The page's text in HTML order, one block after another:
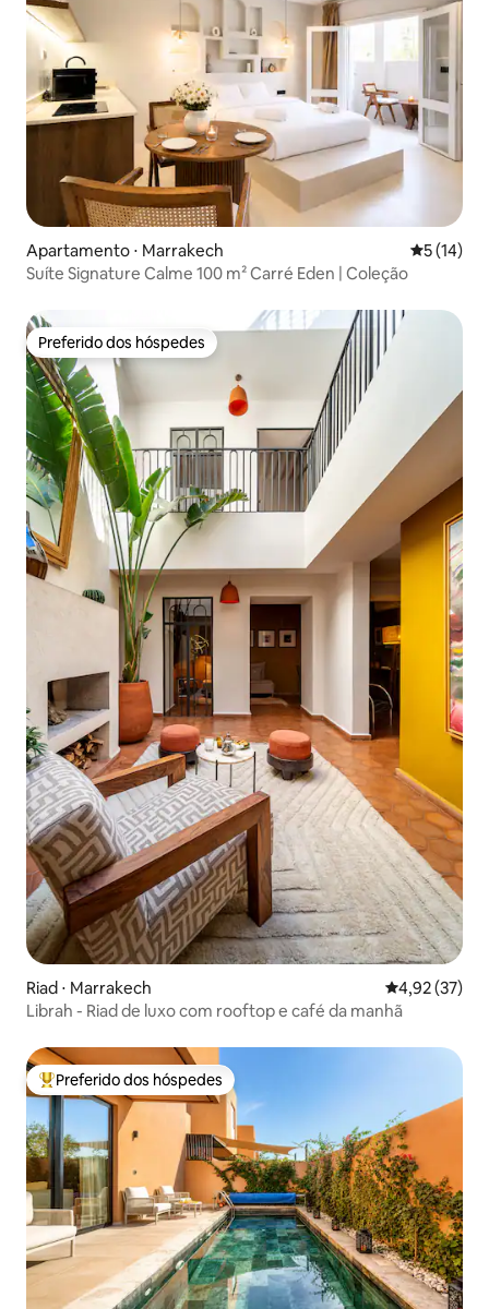
Apartamento ⋅ Marrakech 5 de uma
5 (14)
Suíte Signature Calme 100 m² Carré Eden | Coleção
Preferido dos hóspedes
Preferido dos hóspedes
Riad ⋅ Marrakech 4,92 de uma
4,92 (37)
Librah - Riad de luxo com rooftop e café da manhã
Entre os melhores preferidos dos hóspedes
Preferido dos hóspedes